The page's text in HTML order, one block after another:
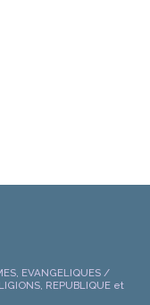
EVANGELIQUES /
REPUBLIQUE et